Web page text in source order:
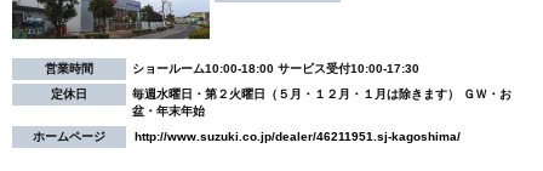
営業時間
ショールーム10:00-18:00 サービス受付10:00-17:30
定休日
毎週水曜日・第２火曜日（５月・１２月・１月は除きます） ＧＷ・お
盆・年末年始
ホームページ
http://www.suzuki.co.jp/dealer/46211951.sj-kagoshima/